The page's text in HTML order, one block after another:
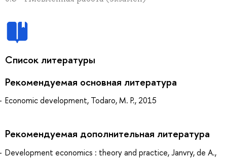
Список литературы
Рекомендуемая основная литература
Economic development, Todaro, M. P., 2015
Рекомендуемая дополнительная литература
Development economics : theory and practice, Janvry, de A.,